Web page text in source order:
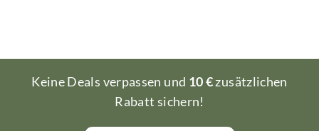
Keine Deals verpassen und 10 €zusätzlichen
Rabatt sichern!